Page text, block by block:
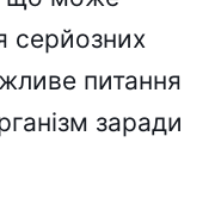
серйозних
питання
заради